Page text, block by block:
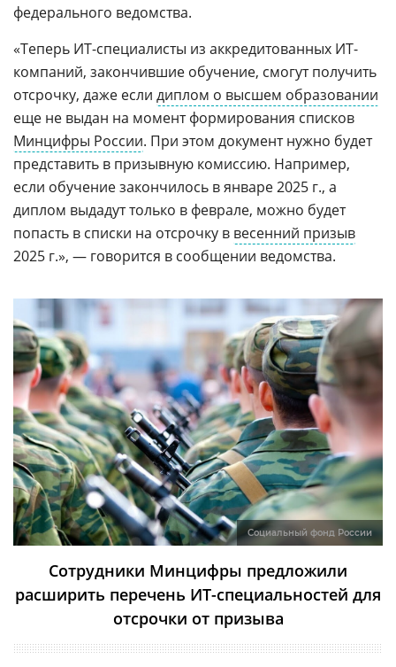
федерального ведомства.
«Теперь ИТ-специалисты из аккредитованных ИТ-
компаний, закончившие обучение, смогут получить
отсрочку, даже если диплом о высшем образовании
еще не выдан на момент формирования списков
Минцифры России. При этом документ нужно будет
представить в призывную комиссию. Например,
если обучение закончилось в январе 2025 г., а
диплом выдадут только в феврале, можно будет
попасть в списки на отсрочку в весенний призыв
2025 г.», — говорится в сообщении ведомства.
Социальный фонд России
Сотрудники Минцифры предложили
расширить перечень ИТ-специальностей для
отсрочки от призыва